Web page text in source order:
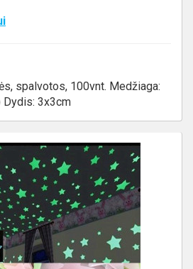
spalvotos, 100vnt. Medžiaga:
3x3cm